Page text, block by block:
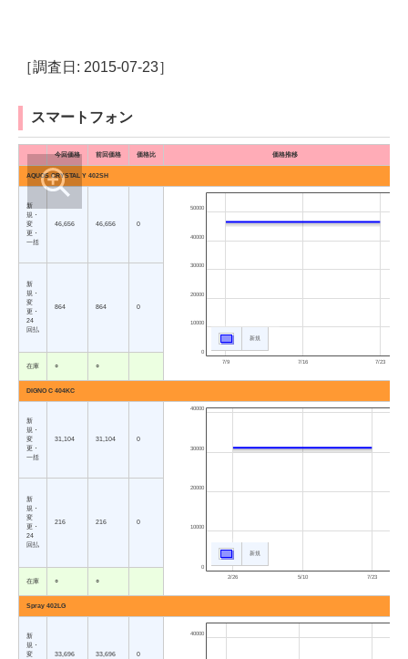
［調査日: 2015-07-23］
スマートフォン
今回価格 前回価格 価格比 価格推移
AQUOS CRYSTAL Y 402SH
新
規・
変
更・
一括
46,656 46,656 0
7/9 7/16 7/23
0
10000
20000
30000
40000
50000
新規
新
規・
変
更・
24
回払
864 864 0
在庫 ○ ○
DIGNO C 404KC
新
規・
変
更・
一括
31,104 31,104 0
2/26 5/10 7/23
0
10000
20000
30000
40000
新規
新
規・
変
更・
24
回払
216 216 0
在庫 ○ ○
Spray 402LG
新
規・
変
33,696 33,696 0
40000